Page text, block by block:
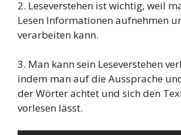
2. Leseverstehen ist wichtig, weil
Lesen Informationen aufnehmen
verarbeiten kann.
3. Man kann sein Leseverstehen
indem man auf die Aussprache
der Wörter achtet und sich den
vorlesen lässt.